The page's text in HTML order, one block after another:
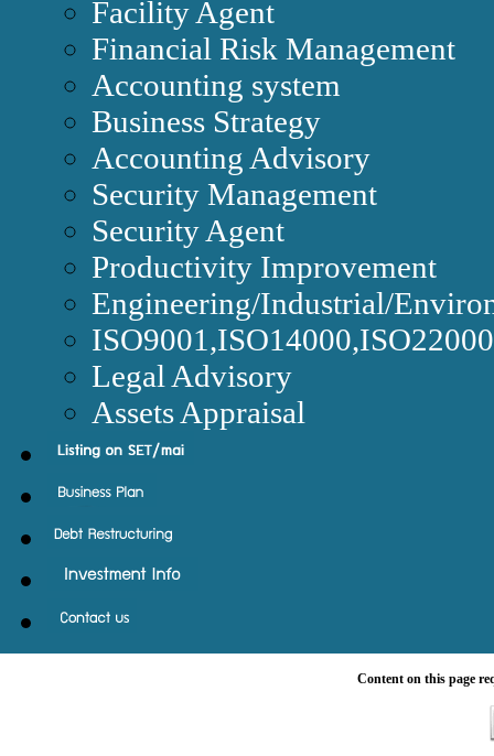
Facility Agent
Financial Risk Management
Accounting system
Business Strategy
Accounting Advisory
Security Management
Security Agent
Productivity Improvement
Engineering/Industrial/
Legal Advisory
Assets Appraisal
Content on this page